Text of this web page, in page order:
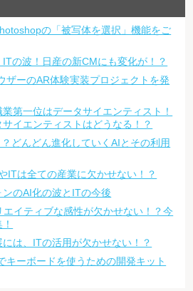
の「被写体を選択」機能をご
の波！日産の新CMにも変化が！？
ザーのAR体験実装プロジェクトを発
第一位はデータサイエンティスト！
イエンティストはどうなる！？
どんどん進化していくAIとその利用
ITは全ての産業に欠かせない！？
のAI化の波とITの今後
イティブな感性が欠かせない！？今
は、ITの活用が欠かせない！？
キーボードを使うための開発キット